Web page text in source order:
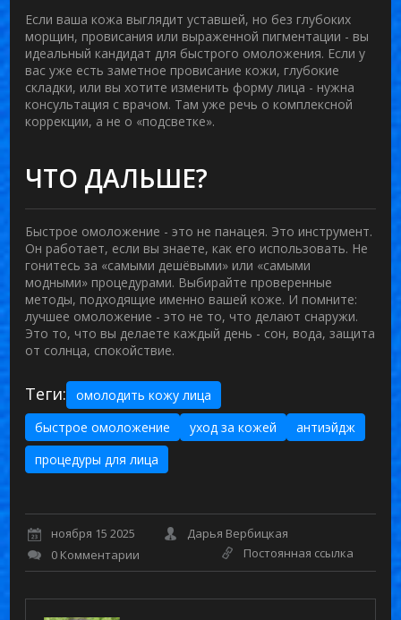
Если ваша кожа выглядит уставшей, но без глубоких
морщин, провисания или выраженной пигментации - вы
идеальный кандидат для быстрого омоложения. Если у
вас уже есть заметное провисание кожи, глубокие
складки, или вы хотите изменить форму лица - нужна
консультация с врачом. Там уже речь о комплексной
коррекции, а не о «подсветке».
ЧТО ДАЛЬШЕ?
Быстрое омоложение - это не панацея. Это инструмент.
Он работает, если вы знаете, как его использовать. Не
гонитесь за «самыми дешёвыми» или «самыми
модными» процедурами. Выбирайте проверенные
методы, подходящие именно вашей коже. И помните:
лучшее омоложение - это не то, что делают снаружи.
Это то, что вы делаете каждый день - сон, вода, защита
от солнца, спокойствие.
Теги:
омолодить кожу лица
быстрое омоложение
уход за кожей
антиэйдж
процедуры для лица
ноября 15 2025
Дарья Вербицкая
0 Комментарии
Постоянная ссылка